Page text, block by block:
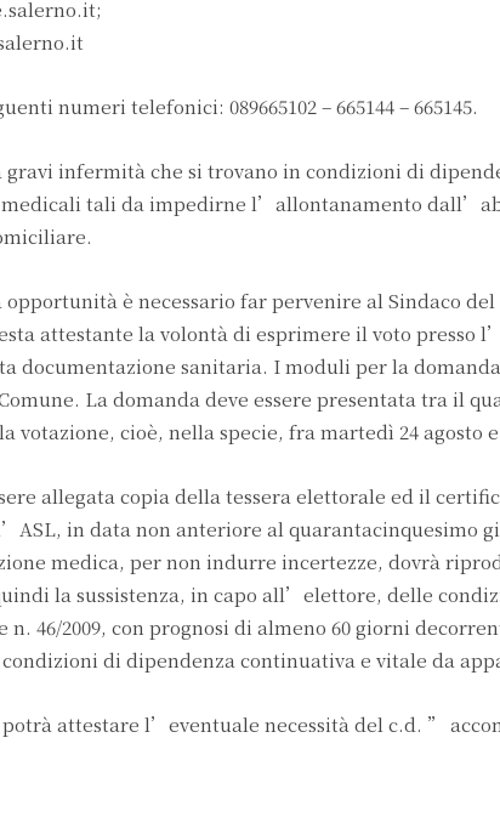
numeri telefonici: 089665102 – 665144 – 665145.
infermità che si trovano in condizioni di
tali da impedirne l’allontanamento
è necessario far pervenire al Sindaco
attestante la volontà di esprimere il voto presso
documentazione sanitaria. I moduli per la
La domanda deve essere presentata tra il
votazione, cioè, nella specie, fra martedì 24 agosto
allegata copia della tessera elettorale ed il
in data non anteriore al quarantacinquesimo
medica, per non indurre incertezze, dovrà
la sussistenza, in capo all’elettore, delle
46/2009, con prognosi di almeno 60 giorni
di dipendenza continuativa e vitale da
attestare l’eventuale necessità del c.d. ”